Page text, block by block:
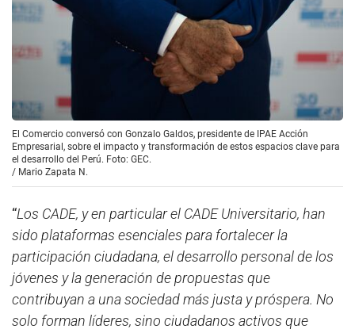
El Comercio conversó con Gonzalo Galdos, presidente de IPAE Acción
Empresarial, sobre el impacto y transformación de estos espacios clave para
el desarrollo del Perú. Foto: GEC.
/ Mario Zapata N.
“Los CADE, y en particular el CADE Universitario, han
sido plataformas esenciales para fortalecer la
participación ciudadana, el desarrollo personal de los
jóvenes y la generación de propuestas que
contribuyan a una sociedad más justa y próspera. No
solo forman líderes, sino ciudadanos activos que